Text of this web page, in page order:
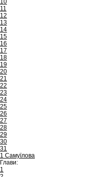
10
11
12
13
14
15
16
17
18
19
20
21
22
23
24
25
26
27
28
29
30
31
1 Самуїлова
Глави:
1